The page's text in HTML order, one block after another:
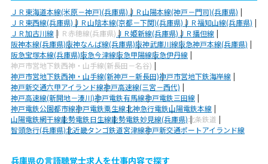
ＪＲ東海道本線(米原－神戸)(兵庫県)ＪＲ山陽本線(神戸－門司)(兵庫県)
ＪＲ東西線(兵庫県)ＪＲ山陰本線(京都－下関)(兵庫県)ＪＲ福知山線(兵庫県)
ＪＲ加古川線 ＪＲ赤穂線(兵庫県)ＪＲ姫新線(兵庫県)ＪＲ播但線
阪神本線(兵庫県)阪神なんば線(兵庫県)阪神武庫川線阪急神戸本線(兵庫県)
阪急宝塚本線(兵庫県)阪急今津線阪急甲陽線阪急伊丹線
神戸市営地下鉄西神・山手線(新長田－名谷)
神戸市営地下鉄西神・山手線(新神戸－新長田)神戸市営地下鉄海岸線
神戸新交通六甲アイランド線神戸高速線(三宮－西代)
神戸高速線(新開地－湊川)神戸電鉄有馬線神戸電鉄三田線
神戸電鉄公園都市線神戸電鉄粟生線北神急行電鉄山陽電鉄本線
山陽電鉄網干線能勢電鉄日生線能勢電鉄妙見線(兵庫県)北条鉄道
智頭急行(兵庫県)北近畿タンゴ鉄道宮津線神戸新交通ポートアイランド線
兵庫県の言語聴覚士求人を仕事内容で探す